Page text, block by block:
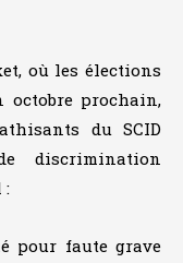
où les élections
octobre prochain,
du SCID
discrimination
:
pour faute grave